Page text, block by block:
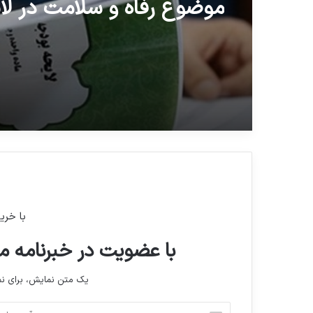
موضوع رفاه و سلامت در
بودجه ۱۴۰۲
با
با عضویت در خبرنامه
یک متن نمایش،